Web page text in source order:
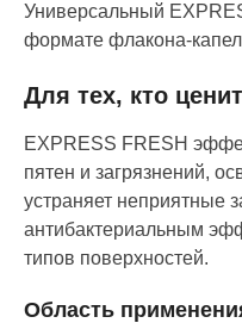
Универсальный
формате флакона-
Для тех, кто
EXPRESS FRESH
пятен и загрязнений,
устраняет неприятные
антибактериальным
типов поверхностей.
Область